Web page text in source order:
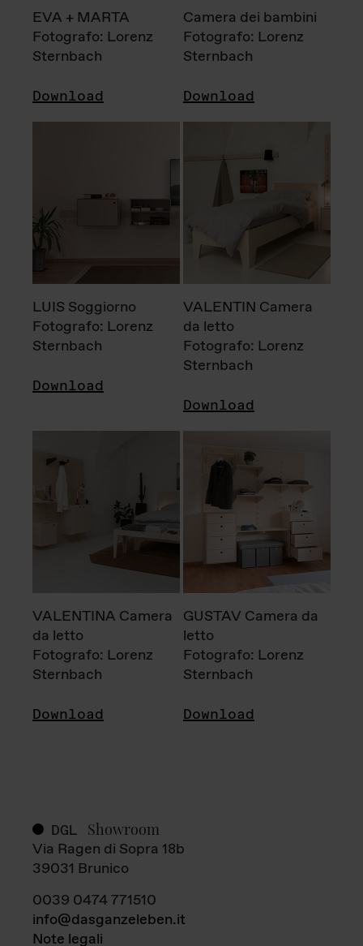
EVA + MARTA
Fotografo: Lorenz
Sternbach
Download
Camera dei bambini
Fotografo: Lorenz
Sternbach
Download
LUIS Soggiorno
Fotografo: Lorenz
Sternbach
Download
VALENTIN Camera
da letto
Fotografo: Lorenz
Sternbach
Download
VALENTINA Camera
da letto
Fotografo: Lorenz
Sternbach
Download
GUSTAV Camera da
letto
Fotografo: Lorenz
Sternbach
Download
DGL Showroom
Via Ragen di Sopra 18b
39031 Brunico
0039 0474 771510
info@dasganzeleben.it
Note legali